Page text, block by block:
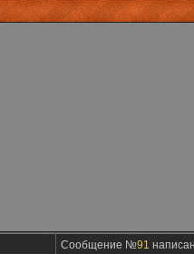
Сообщение №91